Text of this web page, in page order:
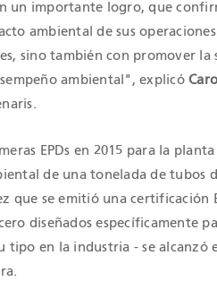
un importante logro, que
ambiental de sus
sino también con promover
ambiental", explicó
EPDs en 2015 para la
de una tonelada de tubos
que se emitió una certificación
diseñados específicamente
tipo en la industria - se alcanzó